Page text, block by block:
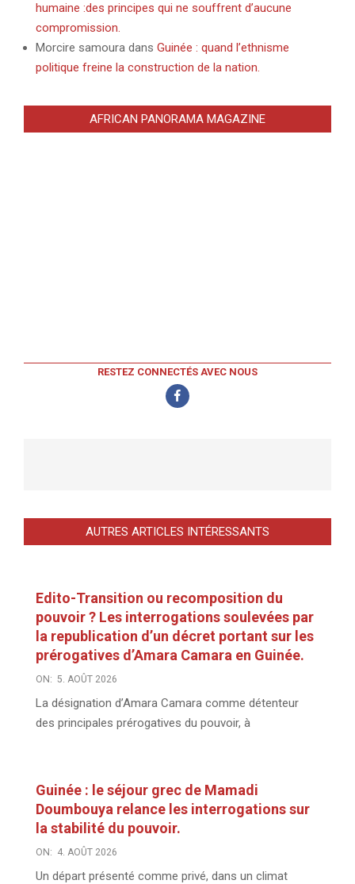
humaine :des principes qui ne souffrent d’aucune
compromission.
Morcire samoura dans Guinée : quand l’ethnisme
politique freine la construction de la nation.
AFRICAN PANORAMA MAGAZINE
RESTEZ CONNECTÉS AVEC NOUS
AUTRES ARTICLES INTÉRESSANTS
Edito-Transition ou recomposition du
pouvoir ? Les interrogations soulevées par
la republication d’un décret portant sur les
prérogatives d’Amara Camara en Guinée.
ON: 5. AOÛT 2026
La désignation d’Amara Camara comme détenteur
des principales prérogatives du pouvoir, à
Guinée : le séjour grec de Mamadi
Doumbouya relance les interrogations sur
la stabilité du pouvoir.
ON: 4. AOÛT 2026
Un départ présenté comme privé, dans un climat